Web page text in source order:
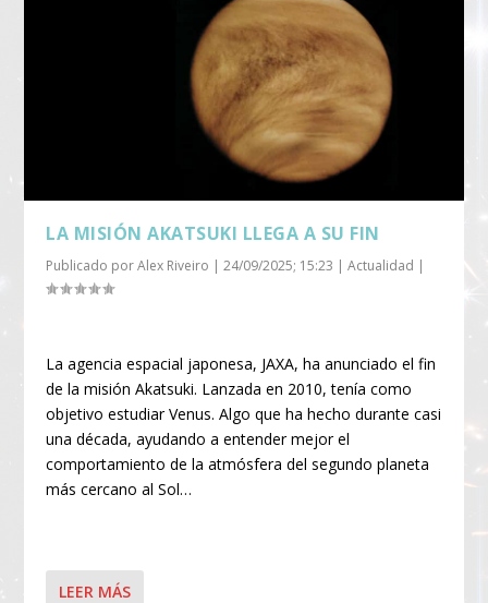
LA MISIÓN AKATSUKI LLEGA A SU FIN
Publicado porAlex Riveiro |24/09/2025; 15:23 |Actualidad |
La agencia espacial japonesa, JAXA, ha anunciado el fin
de la misión Akatsuki. Lanzada en 2010, tenía como
objetivo estudiar Venus. Algo que ha hecho durante casi
una década, ayudando a entender mejor el
comportamiento de la atmósfera del segundo planeta
más cercano al Sol…
LEER MÁS